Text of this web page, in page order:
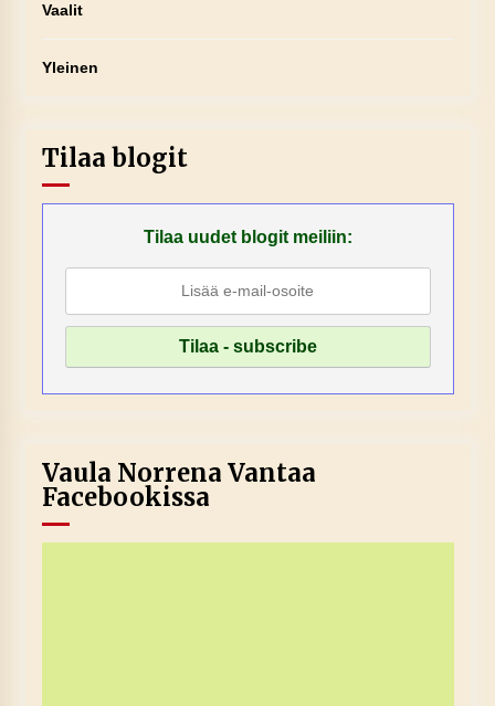
Vaalit
Yleinen
Tilaa blogit
Tilaa uudet blogit meiliin:
Vaula Norrena Vantaa
Facebookissa